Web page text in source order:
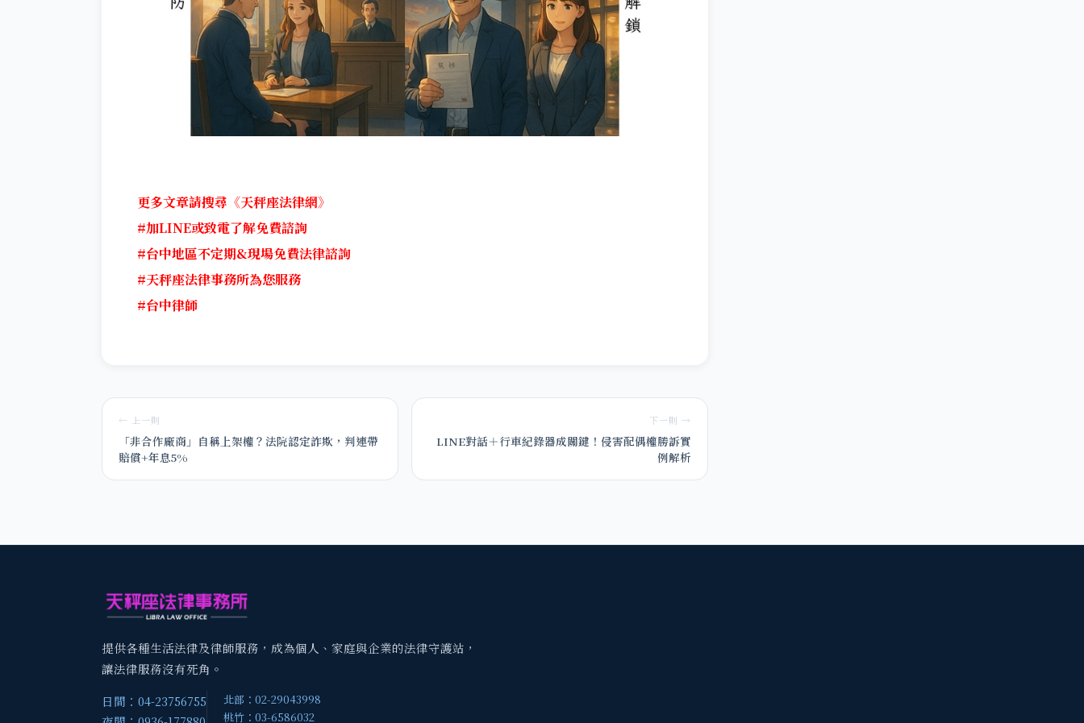
更多文章請搜尋《天秤座法律網》
#加LINE或致電了解免費諮詢
#台中地區不定期&現場免費法律諮詢
#天秤座法律事務所為您服務
#台中律師
← 上一則
「非合作廠商」自稱上架權？法院認定詐欺，判連帶
賠償+年息5%
下一則 →
LINE對話＋行車紀錄器成關鍵！侵害配偶權勝訴實
例解析
提供各種生活法律及律師服務，成為個人、家庭與企業的法律守護站，
讓法律服務沒有死角。
日間：04-23756755
北部：02-29043998
桃竹：03-6586032